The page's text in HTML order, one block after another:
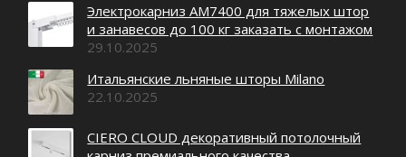
Электрокарниз AM7400 для тяжелых штор
и занавесов до 100 кг заказать с монтажом
29.10.2025
Итальянские льняные шторы Milano
22.10.2025
CIERO CLOUD декоративный потолочный